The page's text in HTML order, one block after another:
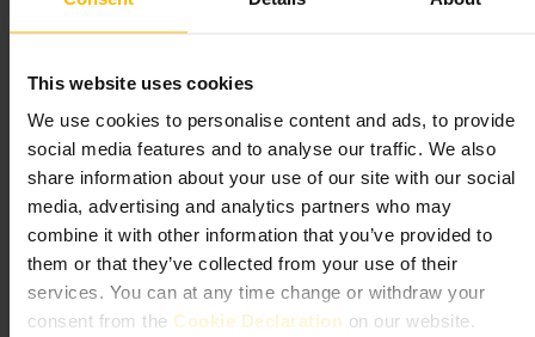
This website uses cookies
We use cookies to personalise content and ads, to provide
social media features and to analyse our traffic. We also
share information about your use of our site with our social
media, advertising and analytics partners who may
combine it with other information that you’ve provided to
them or that they’ve collected from your use of their
services. You can at any time change or withdraw your
consent from the Cookie Declaration on our website.
Treppen. Fragen Sie beim Personal nach Barrierefreiheit oder
genaues Betrachten der Details ein.
http://www.rbkc.gov.uk/museums
12 Holland Park Rd, London W14 8LZ, UK
Sambourne House
Kunst und Unterhaltung•Museum
4,6
4,5